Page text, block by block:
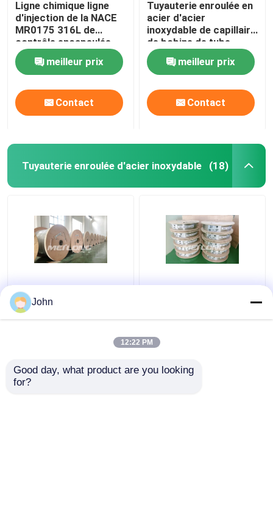
Ligne chimique ligne
d'injection de la NACE
MR0175 316L de
contrôle encapsulée
sans couture
meilleur prix
Contact
Tuyauterie enroulée en
acier d'acier
inoxydable de capillaire
de bobine de tube
d'injection chimique
sans couture de GV BV
meilleur prix
Contact
Tuyauterie enroulée d'acier inoxydable (18)
Tuyauterie capillaire à
haute pression recuite
de tuyauterie d'acier
Garnitures inoxydables
de tube capillaire
d'ASTM
John
12:22 PM
Good day, what product are you looking
for?